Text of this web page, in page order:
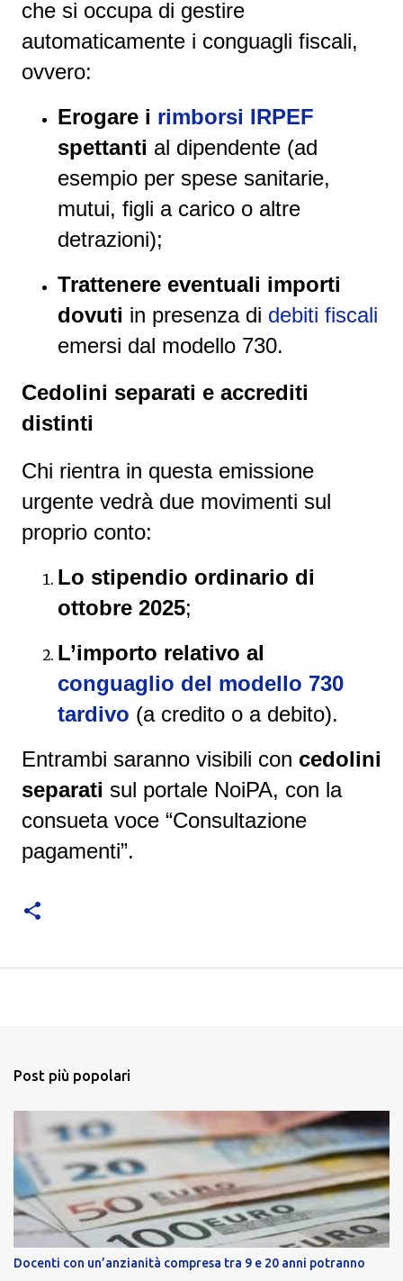
che si occupa di gestire
automaticamente i conguagli fiscali,
ovvero:
Erogare i rimborsi IRPEF
spettanti al dipendente (ad
esempio per spese sanitarie,
mutui, figli a carico o altre
detrazioni);
Trattenere eventuali importi
dovuti in presenza di debiti fiscali
emersi dal modello 730.
Cedolini separati e accrediti
distinti
Chi rientra in questa emissione
urgente vedrà due movimenti sul
proprio conto:
Lo stipendio ordinario di
ottobre 2025;
L’importo relativo al
conguaglio del modello 730
tardivo (a credito o a debito).
Entrambi saranno visibili con cedolini
separati sul portale NoiPA, con la
consueta voce “Consultazione
pagamenti”.
Post più popolari
Docenti con un’anzianità compresa tra 9 e 20 anni potranno